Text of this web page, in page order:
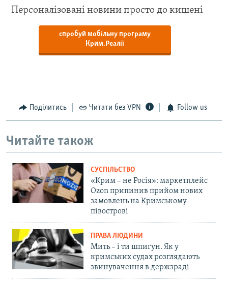
Персоналізовані новини просто до кишені
спробуй мобільну програму
Крим.Реалії
Поділитись Читати без VPN Follow us
Читайте також
СУСПІЛЬСТВО
«Крим – не Росія»: маркетплейс
Ozon припинив прийом нових
замовлень на Кримському
півострові
ПРАВА ЛЮДИНИ
Мить – і ти шпигун. Як у
кримських судах розглядають
звинувачення в держзраді